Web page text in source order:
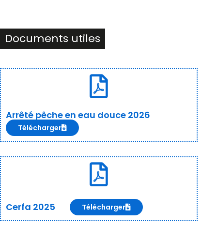
Documents utiles
Arrêté pêche en eau douce 2026
Télécharger
Cerfa 2025 Télécharger